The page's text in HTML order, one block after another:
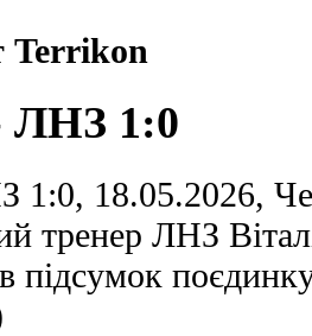
Terrikon
ЛНЗ 1:0
1:0, 18.05.2026,
тренер ЛНЗ
підсумок